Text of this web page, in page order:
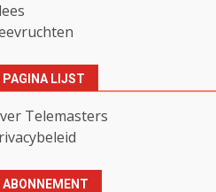
PAGINA LIJST
Telemasters
ABONNEMENT